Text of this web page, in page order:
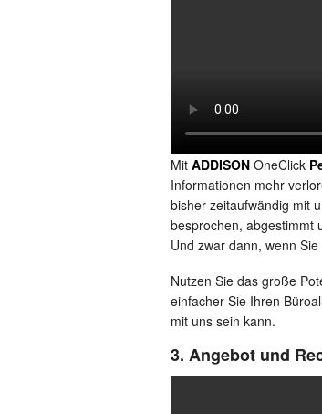
Mit ADDISON OneClick
Informationen mehr
bisher zeitaufwändig mit
besprochen, abgestimmt
Und zwar dann, wenn
Nutzen Sie das große
einfacher Sie Ihren
mit uns sein kann.
3. Angebot und